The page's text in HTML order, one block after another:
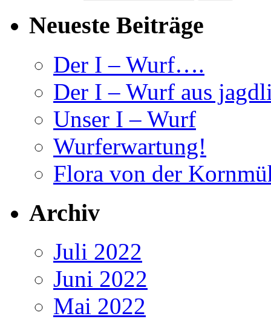
Neueste Beiträge
Der I – Wurf….
Der I – Wurf aus
Unser I – Wurf
Wurferwartung!
Flora von der
Archiv
Juli 2022
Juni 2022
Mai 2022